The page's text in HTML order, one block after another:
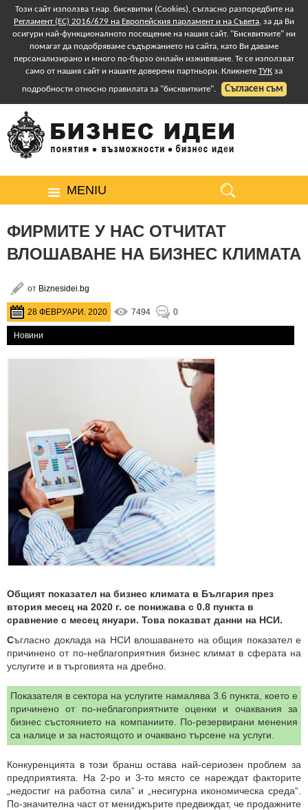
Този сайт използва т.нар. бисквитки (Cookies), съгласно разпоредбите на
Регламент (ЕС) 2016/679 на Европейския парламент и на Съвета, за да Ви
осигури най-функционалното посещение на нашия сайт. "Бисквитките" ни
помагат да подобряваме съдържанието на сайта, като Ви даваме
персонализирано и много по-бързо онлайн изживяване. Те се използват
само от нашия сайт и нашите доверени партньори. Кликнете ТУК за
подробности относно правилата за "бисквитките".
Съгласен съм
MENIU
ФИРМИТЕ У НАС ОТЧИТАТ
ВЛОШАВАНЕ НА БИЗНЕС КЛИМАТА
от Biznesidei.bg
7494 0
28 ФЕВРУАРИ. 2020
Новини
Общият показател на бизнес климата в България през
втория месец на 2020 г. се понижава с 0.8 пункта в
сравнение с месец януари. Това показват данни на НСИ.
Съгласно доклада на НСИ влошаването на общия показател е
причинено от по-неблагоприятния бизнес климат в сферата на
услугите и в търговията на дребно.
Показателя в сектора на услугите намалява 3.6 пункта, което е
причинено от по-неблагоприятните оценки и очаквания за
бизнес състоянието на компаниите. По-резервирани менения
са налице и за настоящото и очаквано търсене на услуги.
Конкуренцията в този бранш остава най-сериозен проблем за
предприятията. На 2-ро и 3-то място се нареждат факторите
„недостиг на работна сила“ и „несигурна икономическа среда“.
По-значителна част от мениджърите предвиждат, че продажните